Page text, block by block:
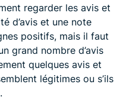
regarder les avis et
d’avis et une note
positifs, mais il faut
grand nombre d’avis
quelques avis et
légitimes ou s’ils